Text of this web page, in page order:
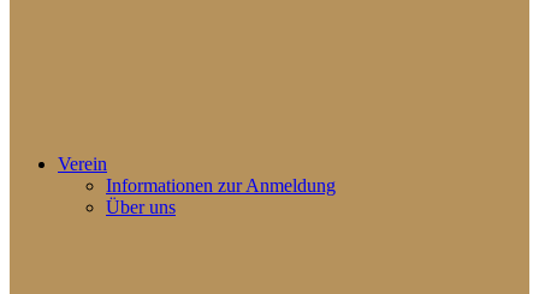
Verein
Informationen zur Anmeldung
Über uns